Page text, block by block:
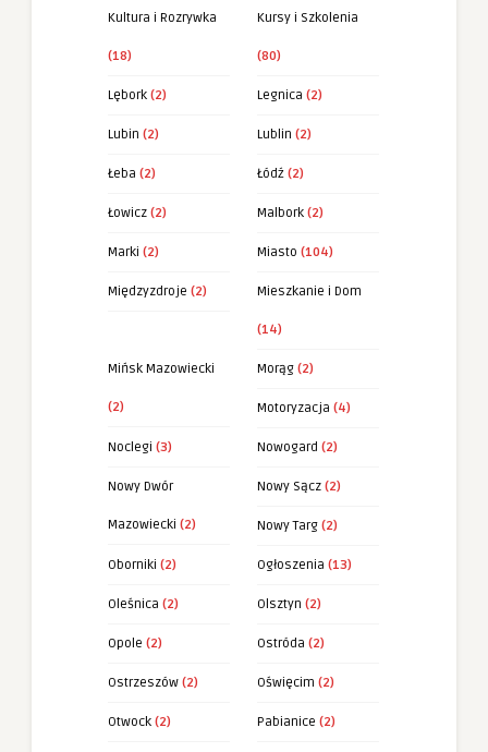
Kultura i Rozrywka
(18)
Kursy i Szkolenia
(80)
Lębork (2) Legnica (2)
Lubin (2) Lublin (2)
Łeba (2) Łódź (2)
Łowicz (2) Malbork (2)
Marki (2) Miasto (104)
Międzyzdroje (2) Mieszkanie i Dom
(14)
Mińsk Mazowiecki
(2)
Morąg (2)
Motoryzacja (4)
Noclegi (3) Nowogard (2)
Nowy Dwór
Mazowiecki (2)
Nowy Sącz (2)
Nowy Targ (2)
Oborniki (2) Ogłoszenia (13)
Oleśnica (2) Olsztyn (2)
Opole (2) Ostróda (2)
Ostrzeszów (2) Oświęcim (2)
Otwock (2) Pabianice (2)